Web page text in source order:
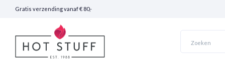
Gratis verzending vanaf € 80,-